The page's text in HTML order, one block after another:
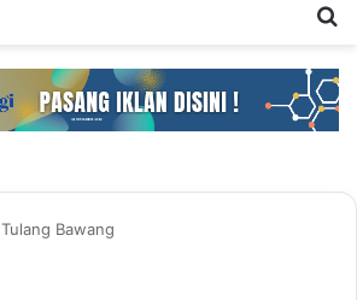
Tulang Bawang